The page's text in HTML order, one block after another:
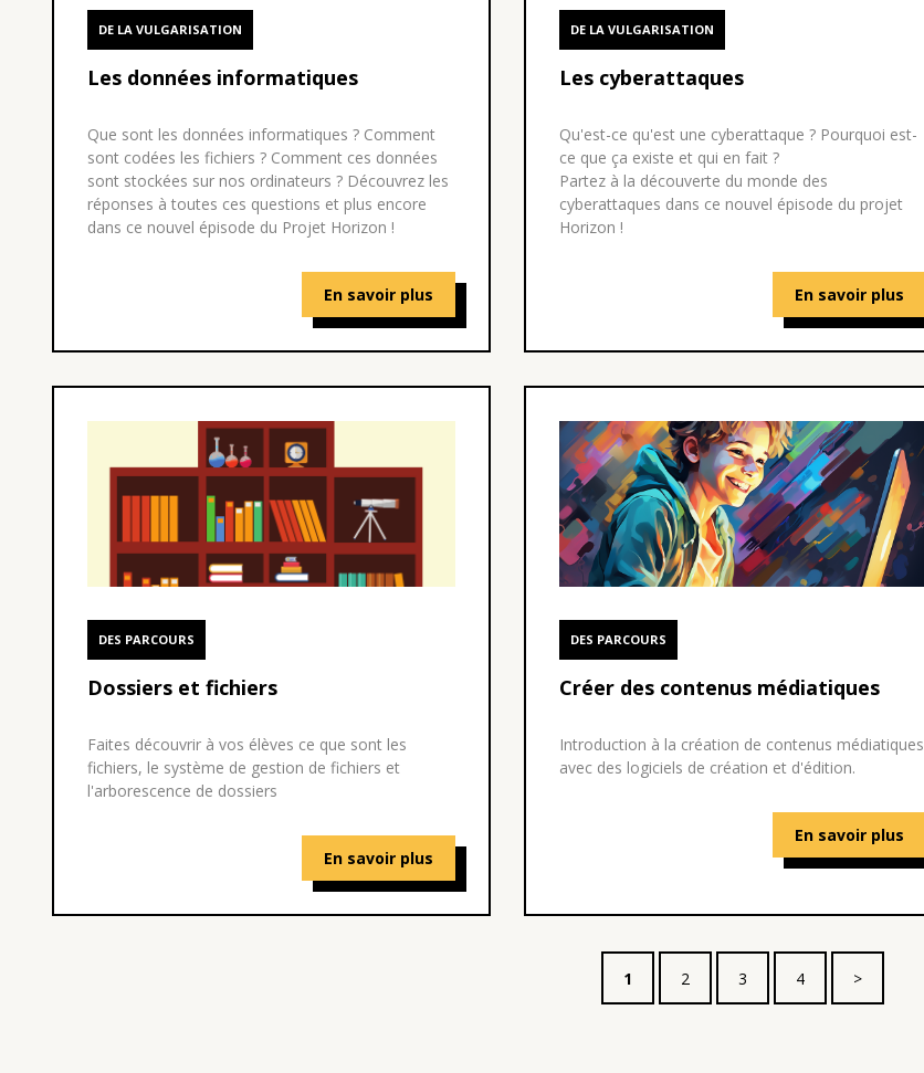
DE LA VULGARISATION
Les données informatiques
Que sont les données informatiques ? Comment
sont codées les fichiers ? Comment ces données
sont stockées sur nos ordinateurs ? Découvrez les
réponses à toutes ces questions et plus encore
dans ce nouvel épisode du Projet Horizon !
En savoir plus
DE LA VULGARISATION
Les cyberattaques
Qu'est-ce qu'est une cyberattaque ? Pourquoi est-
ce que ça existe et qui en fait ?
Partez à la découverte du monde des
cyberattaques dans ce nouvel épisode du projet
Horizon !
En savoir plus
DES PARCOURS
Dossiers et fichiers
Faites découvrir à vos élèves ce que sont les
fichiers, le système de gestion de fichiers et
l'arborescence de dossiers
En savoir plus
DES PARCOURS
Créer des contenus médiatiques
Introduction à la création de contenus médiatiques
avec des logiciels de création et d'édition.
En savoir plus
1 2 3 4 >